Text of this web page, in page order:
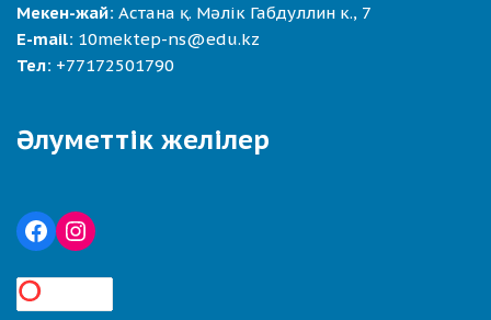
Мекен-жай: Астана қ. Мәлік Габдуллин к., 7
E-mail: 10mektep-ns@edu.kz
Тел: +77172501790
Әлуметтік желілер